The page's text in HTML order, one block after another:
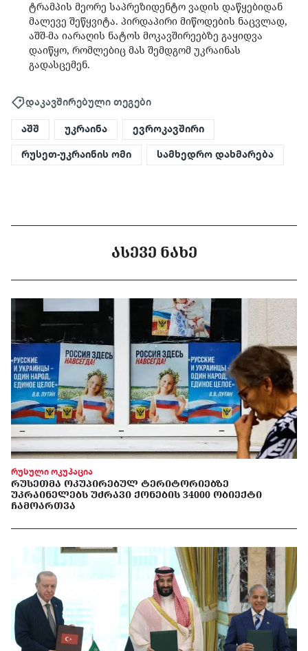
ტრამპის მეორე საპრეზიდენტო ვადის დაწყებიდან
მალევე შეწყვიტა. პირდაპირი მიწოდების ნაცვლად,
აშშ-მა იარაღის ნატოს მოკავშირეებზე გაყიდვა
დაიწყო, რომლებიც მას შემდგომ უკრაინას
გადასცემენ.
დაკავშირებული თეგები
აშშ უკრაინა ევროკავშირი
რუსეთ-უკრაინის ომი სამხედრო დახმარება
ᲐᲡᲔᲕᲔ ᲜᲐᲮᲔ
რუსული ოკუპაცია
ᲠᲣᲡᲔᲗᲛᲐ ᲝᲙᲣᲞᲘᲠᲔᲑᲣᲚ ᲢᲔᲠᲘᲢᲝᲠᲘᲔᲑᲖᲔ
ᲣᲙᲠᲐᲘᲜᲔᲚᲔᲑᲡ ᲣᲫᲠᲐᲕᲘ ᲥᲝᲜᲔᲑᲘᲡ 34000 ᲝᲑᲘᲔᲥᲢᲘ
ᲩᲐᲛᲝᲐᲠᲗᲕᲐ